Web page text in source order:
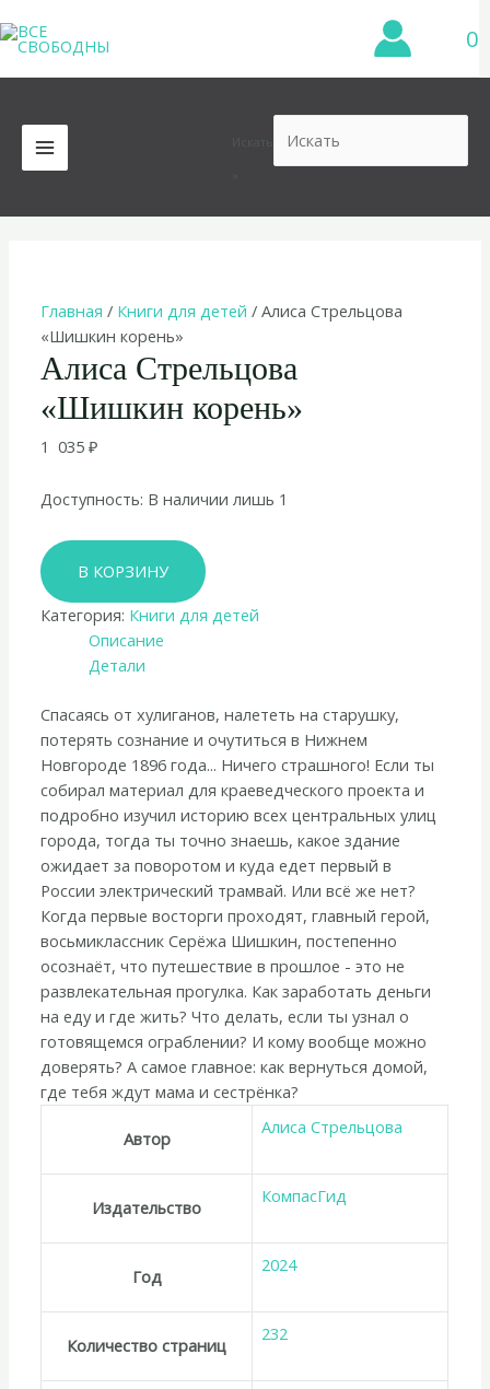
к
содержимому
0
MAIN
MENU
Главная / Книги для детей / Алиса Стрельцова
«Шишкин корень»
Алиса Стрельцова
«Шишкин корень»
1 035₽
Доступность: В наличии лишь 1
Количество
товара
Алиса
Стрельцова
«Шишкин
корень»
В КОРЗИНУ
Категория: Книги для детей
Описание
Детали
Спасаясь от хулиганов, налететь на старушку,
потерять сознание и очутиться в Нижнем
Новгороде 1896 года... Ничего страшного! Если ты
собирал материал для краеведческого проекта и
подробно изучил историю всех центральных улиц
города, тогда ты точно знаешь, какое здание
ожидает за поворотом и куда едет первый в
России электрический трамвай. Или всё же нет?
Когда первые восторги проходят, главный герой,
восьмиклассник Серёжа Шишкин, постепенно
осознаёт, что путешествие в прошлое - это не
развлекательная прогулка. Как заработать деньги
на еду и где жить? Что делать, если ты узнал о
готовящемся ограблении? И кому вообще можно
доверять? А самое главное: как вернуться домой,
где тебя ждут мама и сестрёнка?
Автор
Алиса Стрельцова
Издательство
КомпасГид
Год
2024
Количество страниц
232